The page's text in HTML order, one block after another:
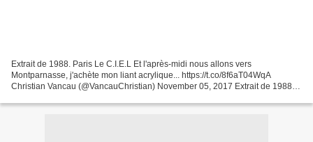
Extrait de 1988. Paris Le C.I.E.L Et l'après-midi nous allons vers
Montparnasse, j'achète mon liant acrylique... https://t.co/8f6aT04WqA
Christian Vancau (@VancauChristian) November 05, 2017 Extrait de 1988.